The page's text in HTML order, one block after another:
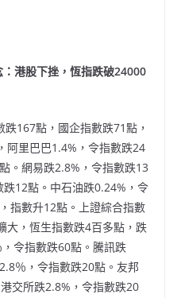
港股下挫，恆指跌破24000
167點，國企指數跌71點，
阿里巴巴1.4%，令指數跌24
。網易跌2.8%，令指數跌13
12點。中石油跌0.24%，令
指數升12點。上證綜合指數
大，恆生指數跌4百多點，跌
令指數跌60點。騰訊跌
％，令指數跌20點。友邦
交所跌2.8%，令指數跌20